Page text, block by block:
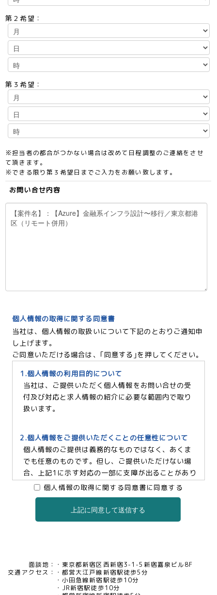
第２希望：
第３希望：
※担当者の都合がつかない場合は改めて日程調整のご連絡をさせ
て頂きます。
※できる限り第３希望日までご入力をお願い致します。
お問い合せ内容
個人情報の取得に関する同意書
当社は、個人情報の取扱いについて下記のとおりご通知申
し上げます。
ご同意いただける場合は、｢同意する｣を押してください。
1.個人情報の利用目的について
当社は、ご提供いただく個人情報をお問い合せの受
付及び対応と求人情報の紹介に必要な範囲内で取り
扱います。
2.個人情報をご提供いただくことの任意性について
個人情報のご提供は義務的なものではなく、あくま
でも任意のものです。但し、ご提供いただけない場
合、上記1に示す対応の一部に支障が出ることがあり
ますので、予めご了承ください。
3.個人情報の提供及び委託について
4.個人情報の開示等について
当社は、お客様本人から保有個人データについて利
個人情報の取得に関する同意書に同意する
上記に同意して送信する
面談地：
東京都新宿区西新宿3-1-5新宿嘉泉ビル8F
交通アクセス：
都営大江戸線新宿駅徒歩5分
小田急線新宿駅徒歩10分
JR新宿駅徒歩10分